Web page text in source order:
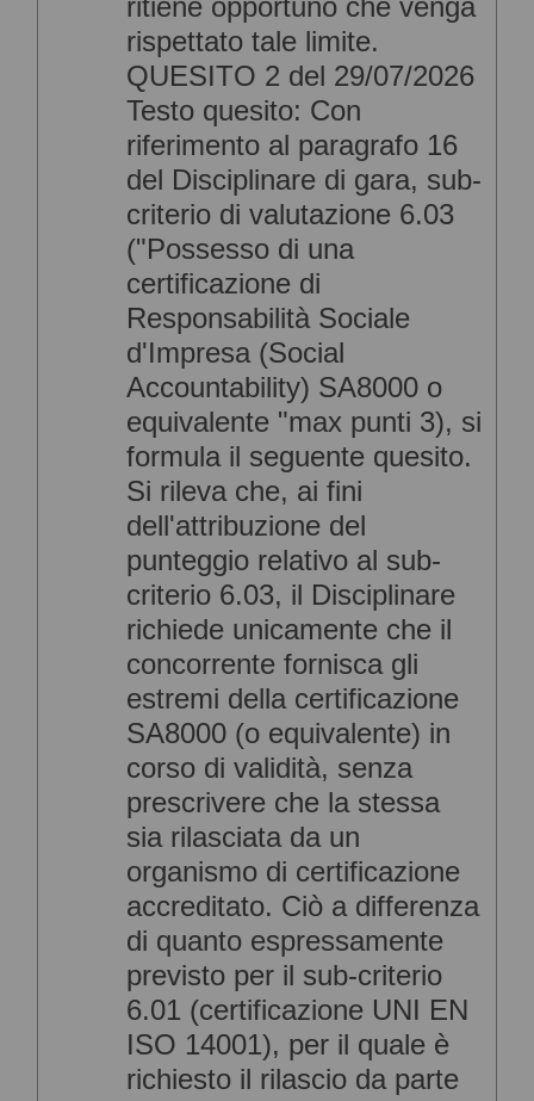
ritiene opportuno che venga
rispettato tale limite.
QUESITO 2 del 29/07/2026
Testo quesito: Con
riferimento al paragrafo 16
del Disciplinare di gara, sub-
criterio di valutazione 6.03
("Possesso di una
certificazione di
Responsabilità Sociale
d'Impresa (Social
Accountability) SA8000 o
equivalente "max punti 3), si
formula il seguente quesito.
Si rileva che, ai fini
dell'attribuzione del
punteggio relativo al sub-
criterio 6.03, il Disciplinare
richiede unicamente che il
concorrente fornisca gli
estremi della certificazione
SA8000 (o equivalente) in
corso di validità, senza
prescrivere che la stessa
sia rilasciata da un
organismo di certificazione
accreditato. Ciò a differenza
di quanto espressamente
previsto per il sub-criterio
6.01 (certificazione UNI EN
ISO 14001), per il quale è
richiesto il rilascio da parte